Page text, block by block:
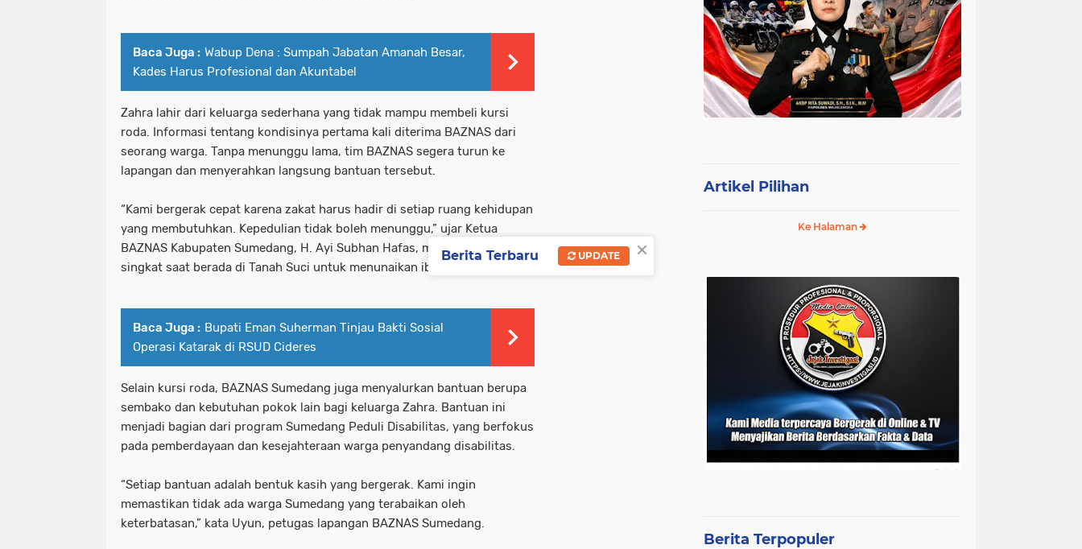
Baca Juga : Wabup Dena : Sumpah Jabatan Amanah Besar,
Kades Harus Profesional dan Akuntabel
Zahra lahir dari keluarga sederhana yang tidak mampu membeli kursi
roda. Informasi tentang kondisinya pertama kali diterima BAZNAS dari
seorang warga. Tanpa menunggu lama, tim BAZNAS segera turun ke
lapangan dan menyerahkan langsung bantuan tersebut.
“Kami bergerak cepat karena zakat harus hadir di setiap ruang kehidupan
yang membutuhkan. Kepedulian tidak boleh menunggu,” ujar Ketua
BAZNAS Kabupaten Sumedang, H. Ayi Subhan Hafas, melalui pesan
singkat saat berada di Tanah Suci untuk menunaikan ibadah umrah.
Baca Juga : Bupati Eman Suherman Tinjau Bakti Sosial
Operasi Katarak di RSUD Cideres
Selain kursi roda, BAZNAS Sumedang juga menyalurkan bantuan berupa
sembako dan kebutuhan pokok lain bagi keluarga Zahra. Bantuan ini
menjadi bagian dari program Sumedang Peduli Disabilitas, yang berfokus
pada pemberdayaan dan kesejahteraan warga penyandang disabilitas.
“Setiap bantuan adalah bentuk kasih yang bergerak. Kami ingin
memastikan tidak ada warga Sumedang yang terabaikan oleh
keterbatasan,” kata Uyun, petugas lapangan BAZNAS Sumedang.
Artikel Pilihan
Ke Halaman
Berita Terpopuler
×
Berita Terbaru UPDATE